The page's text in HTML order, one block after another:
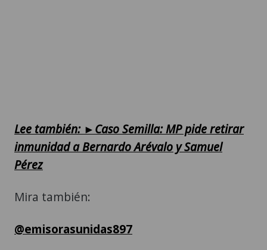
Lee también: ►Caso Semilla: MP pide retirar
inmunidad a Bernardo Arévalo y Samuel
Pérez
Mira también:
@emisorasunidas897